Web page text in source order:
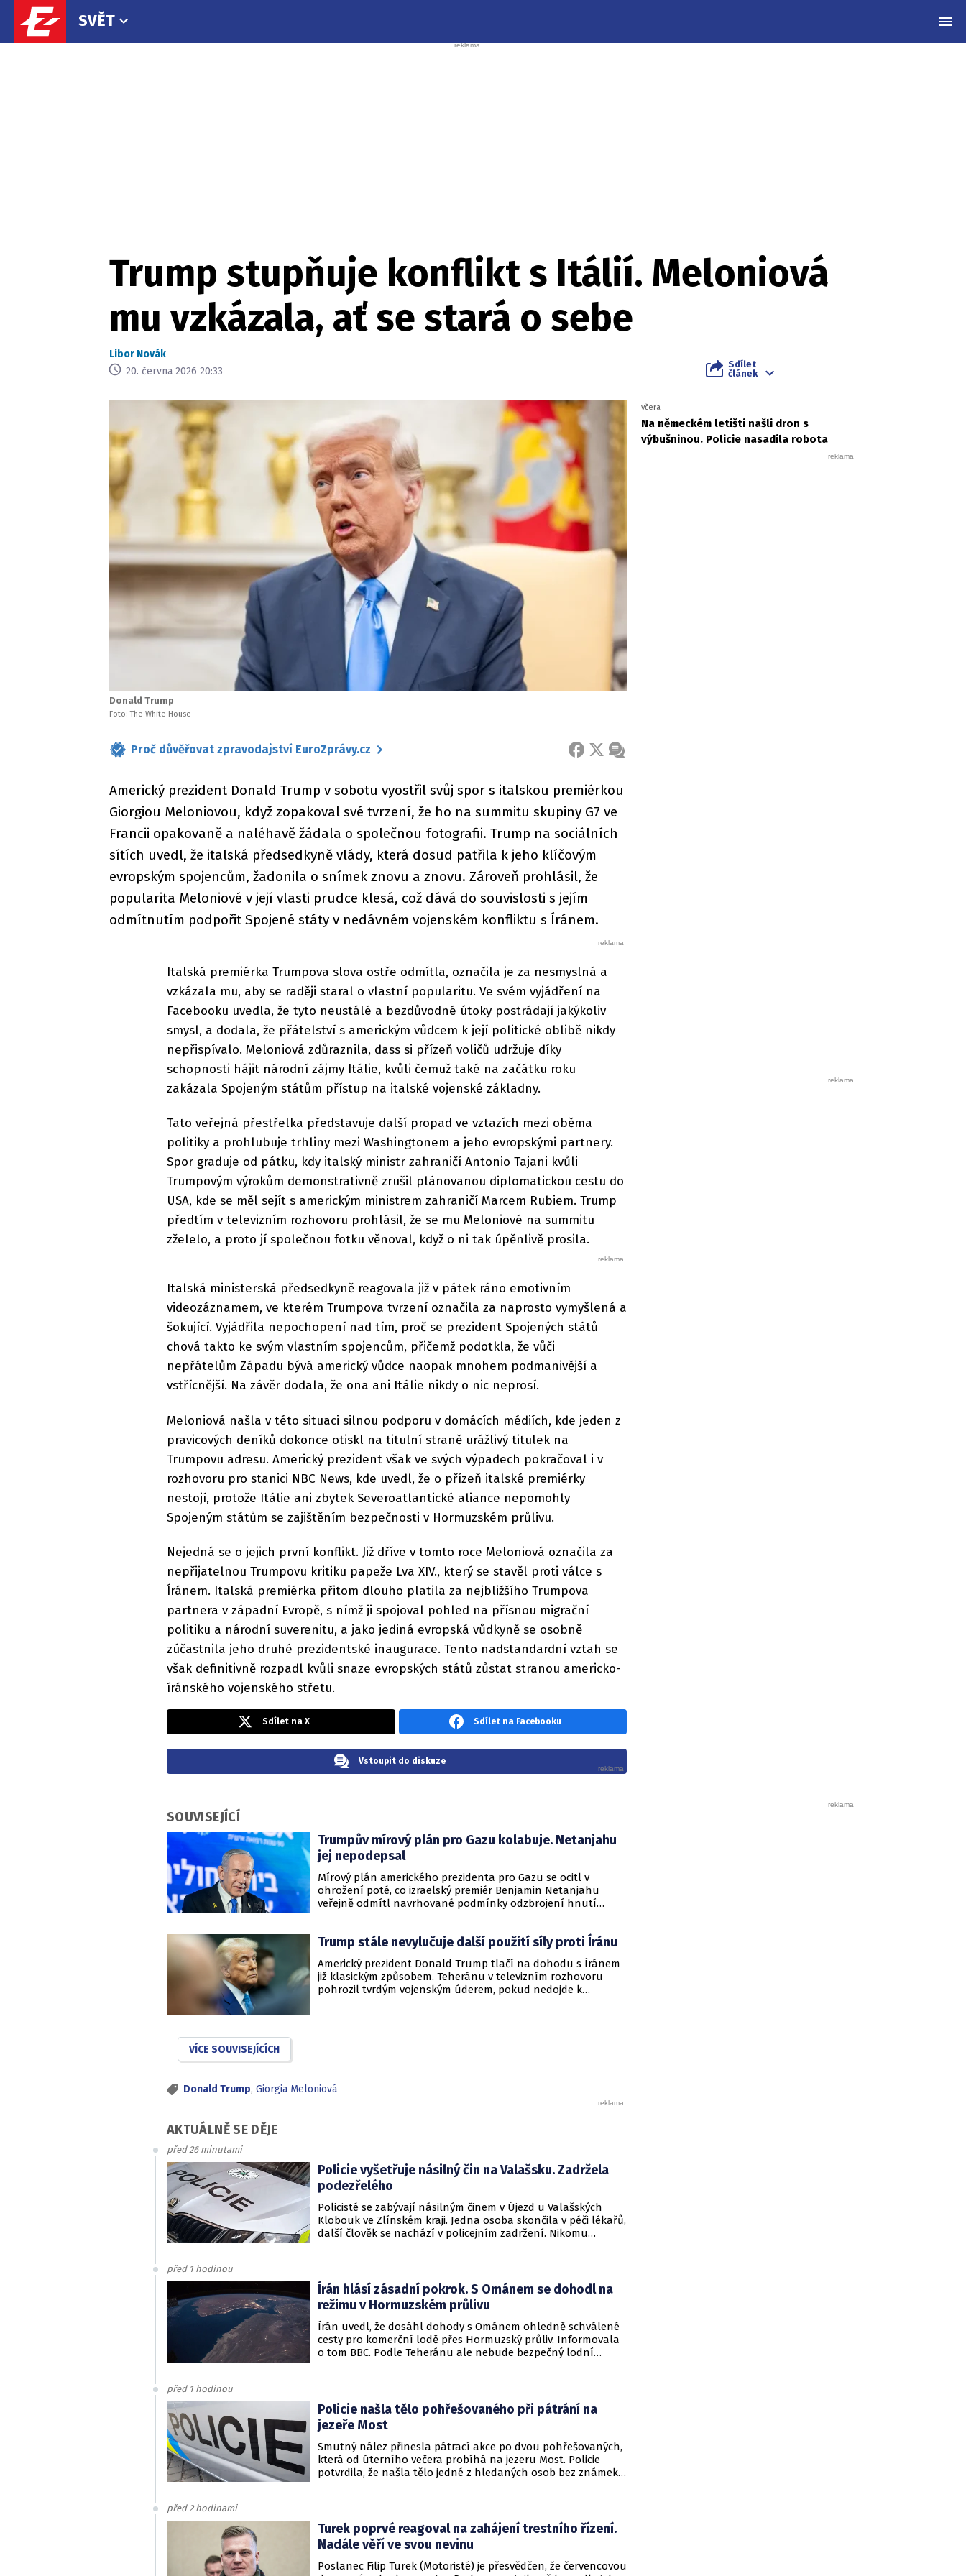
SVĚT
Trump stupňuje konflikt s Itálií. Meloniová
mu vzkázala, ať se stará o sebe
Libor Novák
20. června 2026 20:33
Sdílet
článek
Donald Trump
Foto: The White House
Proč důvěřovat zpravodajství EuroZprávy.cz FACEBOOK
X ZPRÁVA
Americký prezident Donald Trump v sobotu vyostřil svůj spor s italskou premiérkou
Giorgiou Meloniovou, když zopakoval své tvrzení, že ho na summitu skupiny G7 ve
Francii opakovaně a naléhavě žádala o společnou fotografii. Trump na sociálních
sítích uvedl, že italská předsedkyně vlády, která dosud patřila k jeho klíčovým
evropským spojencům, žadonila o snímek znovu a znovu. Zároveň prohlásil, že
popularita Meloniové v její vlasti prudce klesá, což dává do souvislosti s jejím
odmítnutím podpořit Spojené státy v nedávném vojenském konfliktu s Íránem.
Italská premiérka Trumpova slova ostře odmítla, označila je za nesmyslná a
vzkázala mu, aby se raději staral o vlastní popularitu. Ve svém vyjádření na
Facebooku uvedla, že tyto neustálé a bezdůvodné útoky postrádají jakýkoliv
smysl, a dodala, že přátelství s americkým vůdcem k její politické oblibě nikdy
nepřispívalo. Meloniová zdůraznila, dass si přízeň voličů udržuje díky
schopnosti hájit národní zájmy Itálie, kvůli čemuž také na začátku roku
zakázala Spojeným státům přístup na italské vojenské základny.
Tato veřejná přestřelka představuje další propad ve vztazích mezi oběma
politiky a prohlubuje trhliny mezi Washingtonem a jeho evropskými partnery.
Spor graduje od pátku, kdy italský ministr zahraničí Antonio Tajani kvůli
Trumpovým výrokům demonstrativně zrušil plánovanou diplomatickou cestu do
USA, kde se měl sejít s americkým ministrem zahraničí Marcem Rubiem. Trump
předtím v televizním rozhovoru prohlásil, že se mu Meloniové na summitu
zželelo, a proto jí společnou fotku věnoval, když o ni tak úpěnlivě prosila.
Italská ministerská předsedkyně reagovala již v pátek ráno emotivním
videozáznamem, ve kterém Trumpova tvrzení označila za naprosto vymyšlená a
šokující. Vyjádřila nepochopení nad tím, proč se prezident Spojených států
chová takto ke svým vlastním spojencům, přičemž podotkla, že vůči
nepřátelům Západu bývá americký vůdce naopak mnohem podmanivější a
vstřícnější. Na závěr dodala, že ona ani Itálie nikdy o nic neprosí.
Meloniová našla v této situaci silnou podporu v domácích médiích, kde jeden z
pravicových deníků dokonce otiskl na titulní straně urážlivý titulek na
Trumpovu adresu. Americký prezident však ve svých výpadech pokračoval i v
rozhovoru pro stanici NBC News, kde uvedl, že o přízeň italské premiérky
nestojí, protože Itálie ani zbytek Severoatlantické aliance nepomohly
Spojeným státům se zajištěním bezpečnosti v Hormuzském průlivu.
Nejedná se o jejich první konflikt. Již dříve v tomto roce Meloniová označila za
nepřijatelnou Trumpovu kritiku papeže Lva XIV., který se stavěl proti válce s
Íránem. Italská premiérka přitom dlouho platila za nejbližšího Trumpova
partnera v západní Evropě, s nímž ji spojoval pohled na přísnou migrační
politiku a národní suverenitu, a jako jediná evropská vůdkyně se osobně
zúčastnila jeho druhé prezidentské inaugurace. Tento nadstandardní vztah se
však definitivně rozpadl kvůli snaze evropských států zůstat stranou americko-
íránského vojenského střetu.
včera
Na německém letišti našli dron s
výbušninou. Policie nasadila robota
Sdílet na X Sdílet na Facebooku
Vstoupit do diskuze
SOUVISEJÍCÍ
Trumpův mírový plán pro Gazu kolabuje. Netanjahu
jej nepodepsal
Mírový plán amerického prezidenta pro Gazu se ocitl v
ohrožení poté, co izraelský premiér Benjamin Netanjahu
veřejně odmítl navrhované podmínky odzbrojení hnutí
najevo, že finální text nepodepsala.
Trump stále nevylučuje další použití síly proti Íránu
Americký prezident Donald Trump tlačí na dohodu s Íránem
již klasickým způsobem. Teheránu v televizním rozhovoru
pohrozil tvrdým vojenským úderem, pokud nedojde k
VÍCE SOUVISEJÍCÍCH
Donald Trump, Giorgia Meloniová
AKTUÁLNĚ SE DĚJE
před 26 minutami
Policie vyšetřuje násilný čin na Valašsku. Zadržela
podezřelého
Policisté se zabývají násilným činem v Újezd u Valašských
Klobouk ve Zlínském kraji. Jedna osoba skončila v péči lékařů,
další člověk se nachází v policejním zadržení. Nikomu
před 1 hodinou
Írán hlásí zásadní pokrok. S Ománem se dohodl na
režimu v Hormuzském průlivu
Írán uvedl, že dosáhl dohody s Ománem ohledně schválené
cesty pro komerční lodě přes Hormuzský průliv. Informovala
o tom BBC. Podle Teheránu ale nebude bezpečný lodní
před 1 hodinou
Policie našla tělo pohřešovaného při pátrání na
jezeře Most
Smutný nález přinesla pátrací akce po dvou pohřešovaných,
která od úterního večera probíhá na jezeru Most. Policie
potvrdila, že našla tělo jedné z hledaných osob bez známek
před 2 hodinami
Turek poprvé reagoval na zahájení trestního řízení.
Nadále věří ve svou nevinu
Poslanec Filip Turek (Motoristé) je přesvědčen, že červencovou